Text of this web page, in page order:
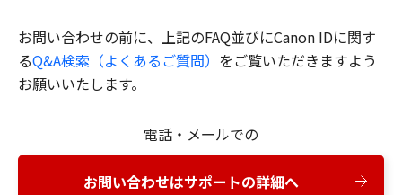
お問い合わせの前に、上記のFAQ並びにCanon IDに関す
るQ&A検索（よくあるご質問） をご覧いただきますよう
お願いいたします。
電話・メールでの
お問い合わせはサポートの詳細へ